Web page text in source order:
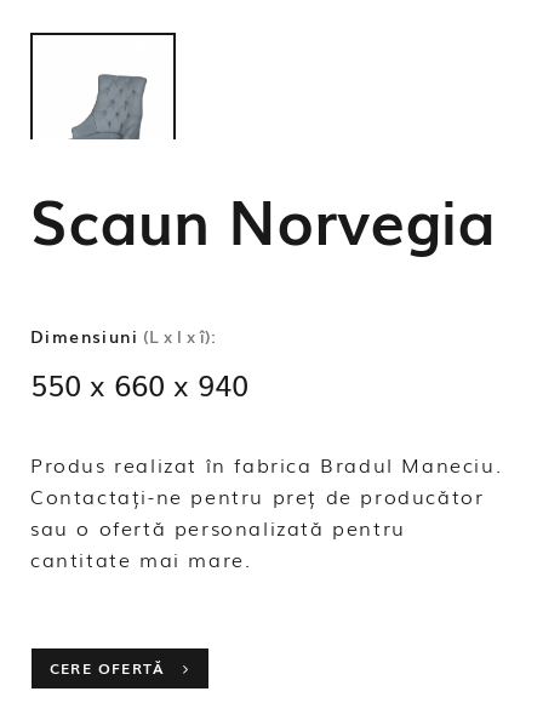
Scaun Norvegia
Dimensiuni (L x l x î):
550 x 660 x 940
Produs realizat în fabrica Bradul Maneciu.
Contactați-ne pentru preț de producător
sau o ofertă personalizată pentru
cantitate mai mare.
CERE OFERTĂ